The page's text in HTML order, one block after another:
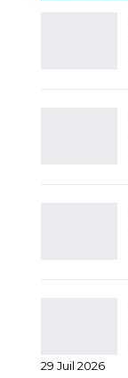
29 Juil 2026